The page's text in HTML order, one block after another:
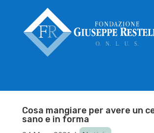
Cosa mangiare per avere un
sano e in forma